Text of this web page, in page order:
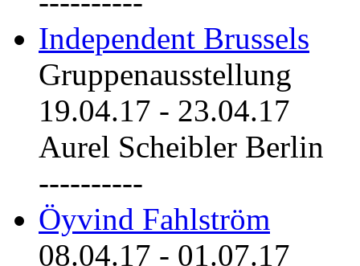
Independent Brussels
Gruppenausstellung
19.04.17 - 23.04.17
Aurel Scheibler Berlin
----------
Öyvind Fahlström
08.04.17 - 01.07.17